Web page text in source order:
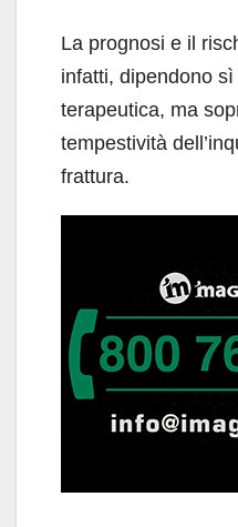
La prognosi e il
infatti, dipendono
terapeutica, ma
tempestività
frattura.